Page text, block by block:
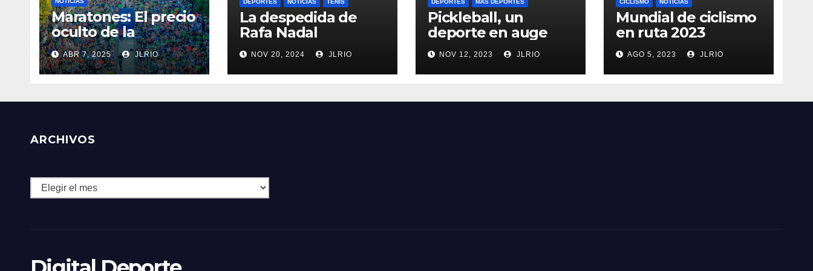
Maratones: El precio
oculto de la
resistencia
ABR 7, 2025 JLRIO
DEPORTES NOTICIAS TENIS
La despedida de
Rafa Nadal
NOV 20, 2024 JLRIO
DEPORTES MÁS DEPORTES
Pickleball, un
deporte en auge
NOV 12, 2023 JLRIO
CICLISMO NOTICIAS
Mundial de ciclismo
en ruta 2023
AGO 5, 2023 JLRIO
ARCHIVOS
Archivos